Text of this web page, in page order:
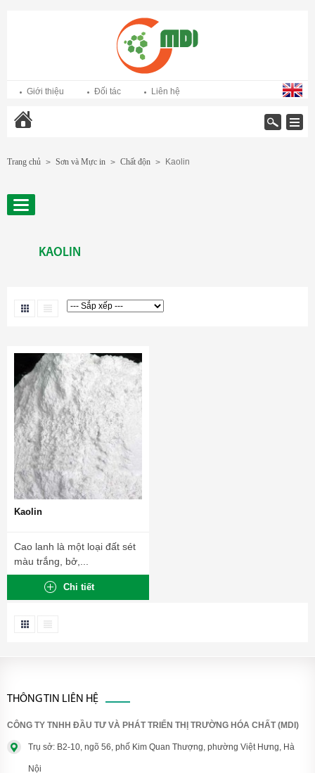
Giới thiệu Đối tác Liên hệ
Trang chủ > Sơn và Mực in > Chất độn > Kaolin
KAOLIN
Kaolin
Cao lanh là một loại đất sét
màu trắng, bở,...
Chi tiết
THÔNG TIN LIÊN HỆ
CÔNG TY TNHH ĐẦU TƯ VÀ PHÁT TRIỂN THỊ TRƯỜNG HÓA CHẤT (MDI)
Trụ sở: B2-10, ngõ 56, phố Kim Quan Thượng, phường Việt Hưng, Hà
Nội